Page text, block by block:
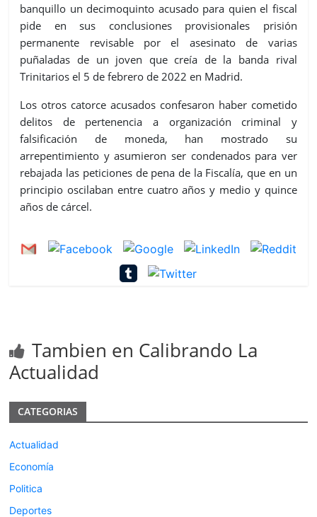
banquillo un decimoquinto acusado para quien el fiscal
pide en sus conclusiones provisionales prisión
permanente revisable por el asesinato de varias
puñaladas de un joven que creía de la banda rival
Trinitarios el 5 de febrero de 2022 en Madrid.
Los otros catorce acusados confesaron haber cometido
delitos de pertenencia a organización criminal y
falsificación de moneda, han mostrado su
arrepentimiento y asumieron ser condenados para ver
rebajada las peticiones de pena de la Fiscalía, que en un
principio oscilaban entre cuatro años y medio y quince
años de cárcel.
Tambien en Calibrando La
Actualidad
CATEGORIAS
Actualidad
Economía
Politica
Deportes